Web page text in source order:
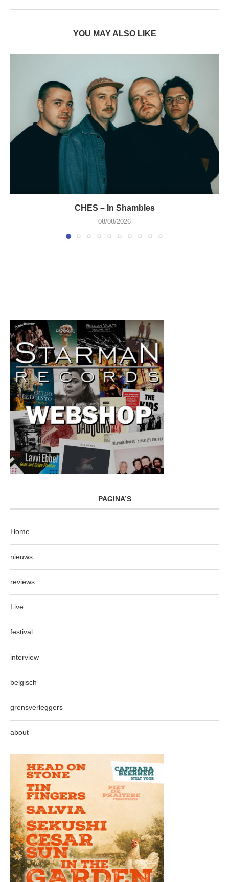
YOU MAY ALSO LIKE
CHES – In Shambles
08/08/2026
PAGINA’S
Home
nieuws
reviews
Live
festival
interview
belgisch
grensverleggers
about